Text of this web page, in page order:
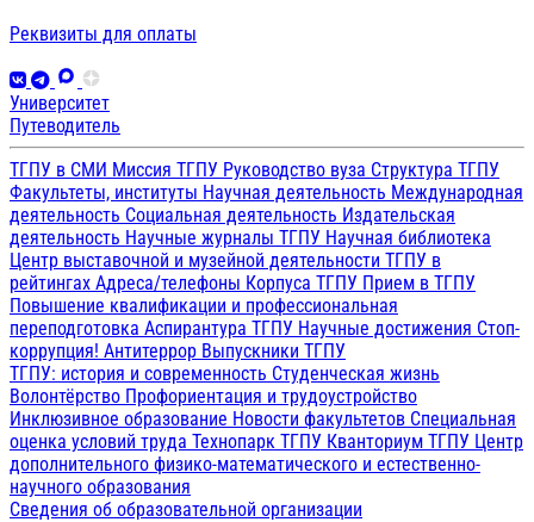
Реквизиты для оплаты
Университет
Путеводитель
ТГПУ в СМИ Миссия ТГПУ Руководство вуза Структура ТГПУ
Факультеты, институты Научная деятельность Международная
деятельность Социальная деятельность Издательская
деятельность Научные журналы ТГПУ Научная библиотека
Центр выставочной и музейной деятельности ТГПУ в
рейтингах Адреса/телефоны Корпуса ТГПУ Прием в ТГПУ
Повышение квалификации и профессиональная
переподготовка Аспирантура ТГПУ Научные достижения Стоп-
коррупция! Антитеррор Выпускники ТГПУ
ТГПУ: история и современность Студенческая жизнь
Волонтёрство Профориентация и трудоустройство
Инклюзивное образование Новости факультетов Специальная
оценка условий труда Технопарк ТГПУ Кванториум ТГПУ Центр
дополнительного физико-математического и естественно-
научного образования
Сведения об образовательной организации